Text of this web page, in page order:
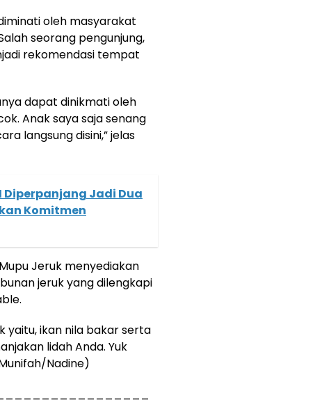
oleh masyarakat
seorang pengunjung,
rekomendasi tempat
dapat dinikmati oleh
Anak saya saja senang
langsung disini,” jelas
Diperpanjang Jadi Dua
Komitmen
Jeruk menyediakan
jeruk yang dilengkapi
yaitu, ikan nila bakar serta
lidah Anda. Yuk
Nadine)